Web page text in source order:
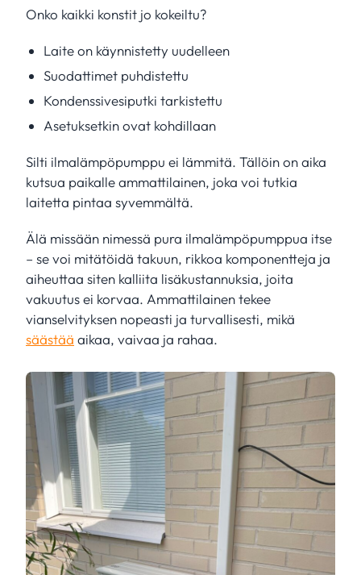
Onko kaikki konstit jo kokeiltu?
Laite on käynnistetty uudelleen
Suodattimet puhdistettu
Kondenssivesiputki tarkistettu
Asetuksetkin ovat kohdillaan
Silti ilmalämpöpumppu ei lämmitä. Tällöin on aika
kutsua paikalle ammattilainen, joka voi tutkia
laitetta pintaa syvemmältä.
Älä missään nimessä pura ilmalämpöpumppua itse
– se voi mitätöidä takuun, rikkoa komponentteja ja
aiheuttaa siten kalliita lisäkustannuksia, joita
vakuutus ei korvaa. Ammattilainen tekee
vianselvityksen nopeasti ja turvallisesti, mikä
säästää aikaa, vaivaa ja rahaa.